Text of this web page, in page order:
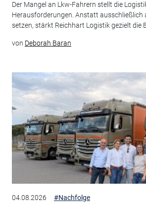
Der Mangel an Lkw-Fahrern stellt die
Herausforderungen. Anstatt ausschließlich
setzen, stärkt Reichhart Logistik gezielt die
von Deborah Baran
04.08.2026 #Nachfolge